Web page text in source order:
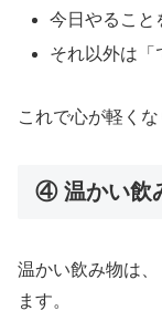
今日やること
それ以外は「
これで心が軽くな
④ 温かい飲
温かい飲み物は
ます。